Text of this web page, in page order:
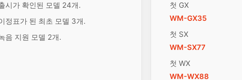
시가 확인된 모델 24개.
정표가 된 최초 모델 3개.
음 지원 모델 2개.
첫 GX
WM-GX35
첫 SX
WM-SX77
첫 WX
WM-WX88